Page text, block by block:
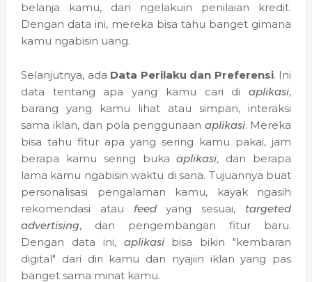
belanja kamu, dan ngelakuin penilaian kredit.
Dengan data ini, mereka bisa tahu banget gimana
kamu ngabisin uang.
Selanjutnya, ada Data Perilaku dan Preferensi. Ini
data tentang apa yang kamu cari di aplikasi,
barang yang kamu lihat atau simpan, interaksi
sama iklan, dan pola penggunaan aplikasi. Mereka
bisa tahu fitur apa yang sering kamu pakai, jam
berapa kamu sering bukaaplikasi, dan berapa
lama kamu ngabisin waktu di sana. Tujuannya buat
personalisasi pengalaman kamu, kayak ngasih
rekomendasi atau feedyang sesuai, targeted
advertising, dan pengembangan fitur baru.
Dengan data ini, aplikasibisa bikin "kembaran
digital" dari diri kamu dan nyajiin iklan yang pas
banget sama minat kamu.